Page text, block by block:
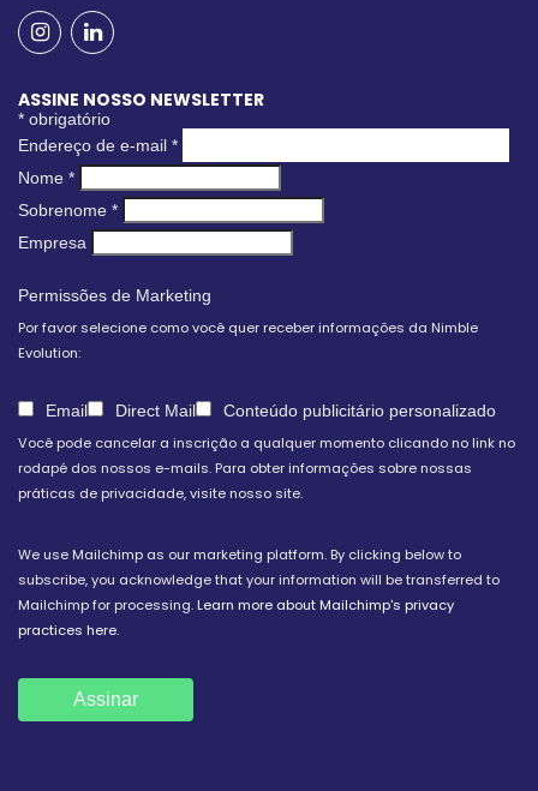
ASSINE NOSSO NEWSLETTER
* obrigatório
Endereço de e-mail *
Nome *
Sobrenome *
Empresa
Permissões de Marketing
Por favor selecione como você quer receber informações da Nimble
Evolution:
Email Direct Mail
Conteúdo publicitário personalizado
Você pode cancelar a inscrição a qualquer momento clicando no link no
rodapé dos nossos e-mails. Para obter informações sobre nossas
práticas de privacidade, visite nosso site.
We use Mailchimp as our marketing platform. By clicking below to
subscribe, you acknowledge that your information will be transferred to
Mailchimp for processing.Learn more about Mailchimp's privacy
practices here.